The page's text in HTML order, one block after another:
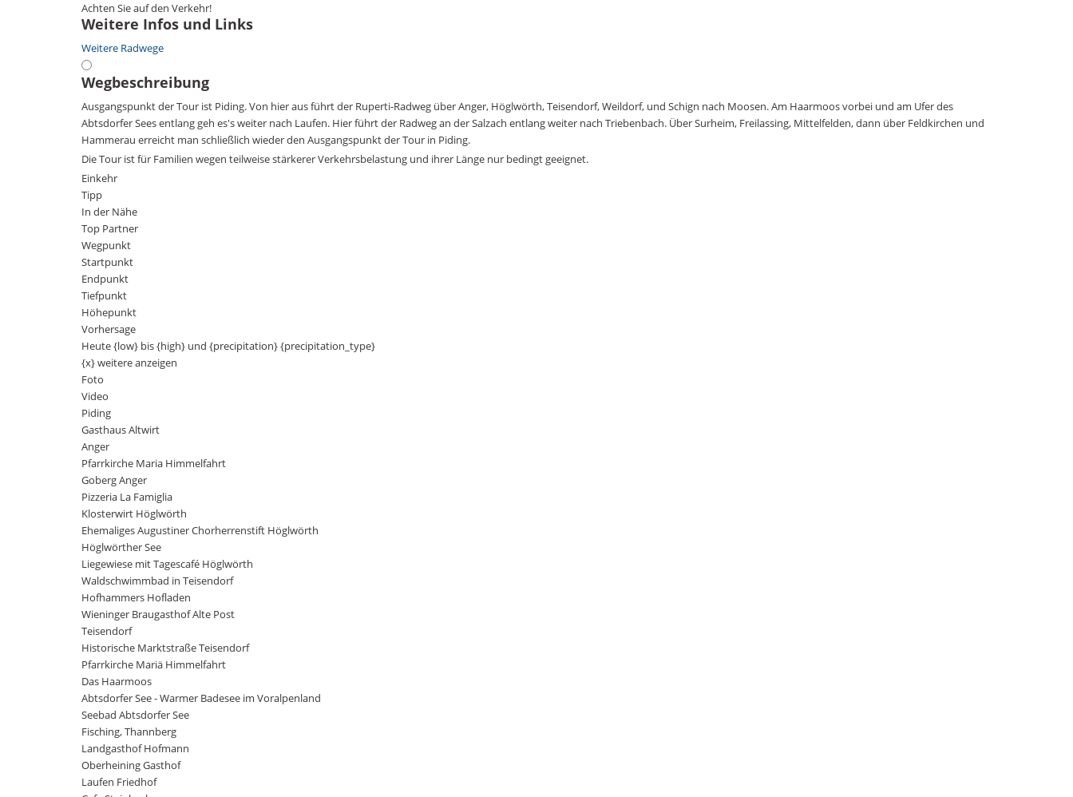
Achten Sie auf den Verkehr!
Weitere Infos und Links
Weitere Radwege
Wegbeschreibung
Ausgangspunkt der Tour ist Piding. Von hier aus führt der Ruperti-Radweg über Anger, Höglwörth, Teisendorf, Weildorf, und Schign nach Moosen. Am Haarmoos vorbei und am Ufer des
Abtsdorfer Sees entlang geh es's weiter nach Laufen. Hier führt der Radweg an der Salzach entlang weiter nach Triebenbach. Über Surheim, Freilassing, Mittelfelden, dann über Feldkirchen und
Hammerau erreicht man schließlich wieder den Ausgangspunkt der Tour in Piding.
Die Tour ist für Familien wegen teilweise stärkerer Verkehrsbelastung und ihrer Länge nur bedingt geeignet.
Einkehr
Tipp
In der Nähe
Top Partner
Wegpunkt
Startpunkt
Endpunkt
Tiefpunkt
Höhepunkt
Vorhersage
Heute {low} bis {high} und {precipitation} {precipitation_type}
{x} weitere anzeigen
Foto
Video
Piding
Gasthaus Altwirt
Anger
Pfarrkirche Maria Himmelfahrt
Goberg Anger
Pizzeria La Famiglia
Klosterwirt Höglwörth
Ehemaliges Augustiner Chorherrenstift Höglwörth
Höglwörther See
Liegewiese mit Tagescafé Höglwörth
Waldschwimmbad in Teisendorf
Hofhammers Hofladen
Wieninger Braugasthof Alte Post
Teisendorf
Historische Marktstraße Teisendorf
Pfarrkirche Mariä Himmelfahrt
Das Haarmoos
Abtsdorfer See - Warmer Badesee im Voralpenland
Seebad Abtsdorfer See
Fisching, Thannberg
Landgasthof Hofmann
Oberheining Gasthof
Laufen Friedhof